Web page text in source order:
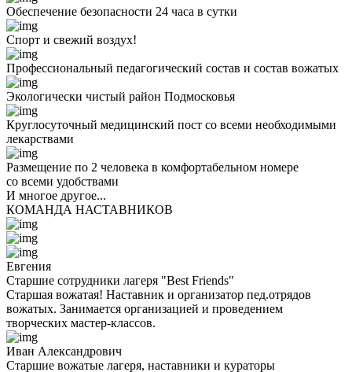
Обеспечение безопасности 24 часа в сутки
Спорт и свежий воздух!
Профессиональный педагогический состав и состав вожатых
Экологически чистый район Подмосковья
Круглосуточный медицинский пост со всеми необходимыми
лекарствами
Размещение по 2 человека в комфортабельном номере
со всеми удобствами
И многое другое...
КОМАНДА НАСТАВНИКОВ
Евгения
Старшие сотрудники лагеря "Best Friends"
Старшая вожатая! Наставник и организатор пед.отрядов
вожатых. Занимается организацией и проведением
творческих мастер-классов.
Иван Александрович
Старшие вожатые лагеря, наставники и кураторы